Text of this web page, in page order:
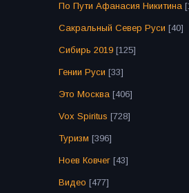
По Пути Афанасия Никитина
Сакральный Север Руси [40]
Сибирь 2019 [125]
Гении Руси [33]
Это Москва [406]
Vox Spiritus [728]
Туризм [396]
Ноев Ковчег [43]
Видео [477]